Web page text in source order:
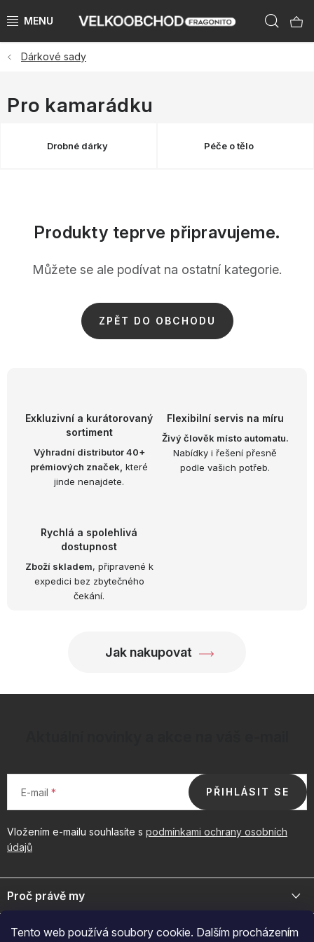
Tento web používá soubory cookie. Dalším procházením
na
NAŠE ZNAČKY
PŘEDPRODEJ VÁNOCE 2026
VÝPRODEJ SKLADU AŽ -50 %
OBLÍBENÉ KOLEKCE
Kontakty O nás
Dárkové sady
Pro kamarádku
Drobné dárky Péče o tělo
Produkty teprve připravujeme.
Můžete se ale podívat na ostatní kategorie.
ZPĚT DO OBCHODU
Exkluzivní a kurátorovaný
sortiment
Výhradní distributor 40+
prémiových značek, které
jinde nenajdete.
Flexibilní servis na míru
Živý člověk místo automatu.
Nabídky i řešení přesně
podle vašich potřeb.
Rychlá a spolehlivá
dostupnost
Zboží skladem, připravené k
expedici bez zbytečného
čekání.
Jak nakupovat
E-mail
Vložením e-mailu souhlasíte s podmínkami ochrany osobních
údajů
PŘIHLÁSIT SE
á
pProč právě my
byznys. Spojte se s námi pro exkluzivní velkoobchodní nabídky.
Důležité odkazy